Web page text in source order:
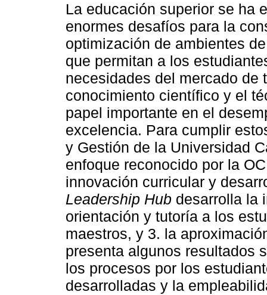
La educación superior se ha
enormes desafíos para la
optimización de ambientes
que permitan a los
necesidades del mercado de
conocimiento científico y el
papel importante en el
excelencia. Para cumplir
y Gestión de la Universidad
enfoque reconocido por la
innovación curricular y
Leadership Hub desarrolla la
orientación y tutoría a los
maestros, y 3. la
presenta algunos resultados
los procesos por los
desarrolladas y la